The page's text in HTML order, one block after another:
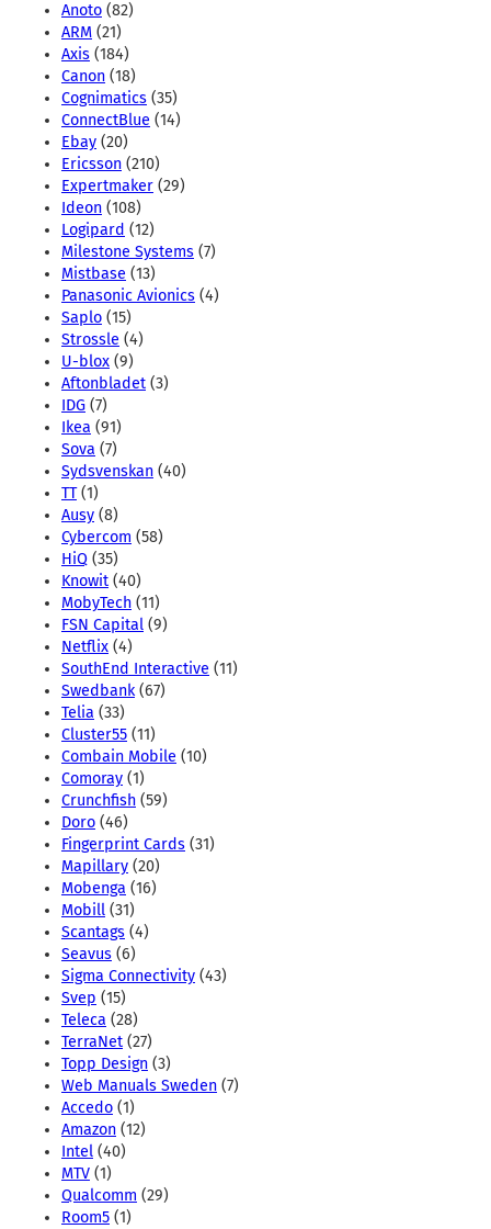
Anoto (82)
ARM (21)
Axis (184)
Canon (18)
Cognimatics (35)
ConnectBlue (14)
Ebay (20)
Ericsson (210)
Expertmaker (29)
Ideon (108)
Logipard (12)
Milestone Systems (7)
Mistbase (13)
Panasonic Avionics (4)
Saplo (15)
Strossle (4)
U-blox (9)
Aftonbladet (3)
IDG (7)
Ikea (91)
Sova (7)
Sydsvenskan (40)
TT(1)
Ausy (8)
Cybercom (58)
HiQ (35)
Knowit (40)
MobyTech (11)
FSN Capital (9)
Netflix (4)
SouthEnd Interactive (11)
Swedbank(67)
Telia (33)
Cluster55 (11)
Combain Mobile (10)
Comoray (1)
Crunchfish (59)
Doro (46)
Fingerprint Cards (31)
Mapillary (20)
Mobenga (16)
Mobill (31)
Scantags (4)
Seavus (6)
Sigma Connectivity (43)
Svep (15)
Teleca (28)
TerraNet (27)
Topp Design (3)
Web Manuals Sweden (7)
Accedo (1)
Amazon (12)
Intel (40)
MTV (1)
Qualcomm (29)
Room5 (1)